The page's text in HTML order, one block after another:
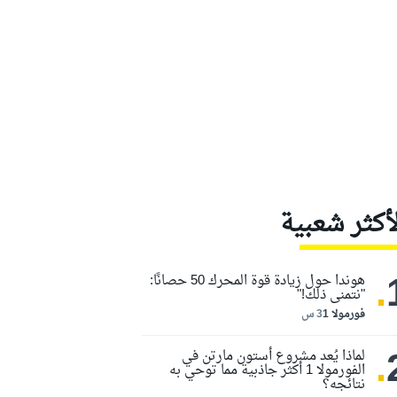
شعبية
. فورمولا 1 3 س
هوندا حول زيادة قوة المحرك 50 حصانًا:
"نتمنى ذلك!"
. لماذا يُعد مشروع أستون مارتن في
الفورمولا 1 أكثر جاذبية مما توحي به
نتائجه؟